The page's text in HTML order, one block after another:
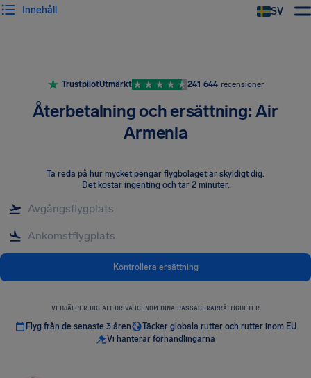
SV
Innehåll
TrustpilotUtmärkt 241 644 recensioner
Återbetalning och ersättning: Air
Armenia
Ta reda på hur mycket pengar flygbolaget är skyldigt dig.
Det kostar ingenting och tar 2 minuter.
Kontrollera ersättning
VI HJÄLPER DIG ATT DRIVA IGENOM DINA PASSAGERARRÄTTIGHETER
Flyg från de senaste 3 åren
Täcker globala rutter och rutter inom EU
Vi hanterar förhandlingarna